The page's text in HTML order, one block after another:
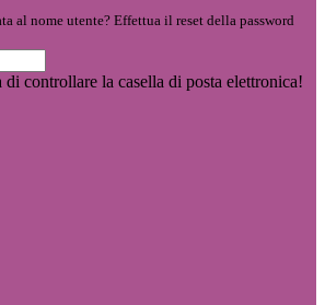
al nome utente? Effettua il reset della password
controllare la casella di posta elettronica!